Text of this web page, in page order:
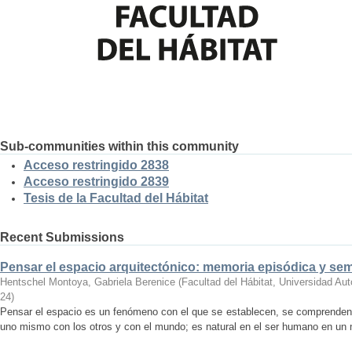
Sub-communities within this community
Acceso restringido 2838
Acceso restringido 2839
Tesis de la Facultad del Hábitat
Recent Submissions
Pensar el espacio arquitectónico: memoria episódica y
Hentschel Montoya, Gabriela Berenice (Facultad del Hábitat, Universidad
24)
Pensar el espacio es un fenómeno con el que se establecen, se
uno mismo con los otros y con el mundo; es natural en el ser humano en